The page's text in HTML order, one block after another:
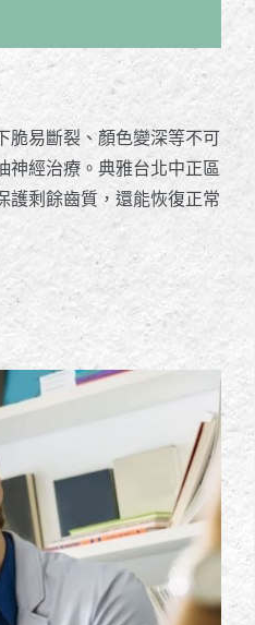
脆易斷裂、顏色變深等不可
神經治療。典雅台北中正區
護剩餘齒質，還能恢復正常